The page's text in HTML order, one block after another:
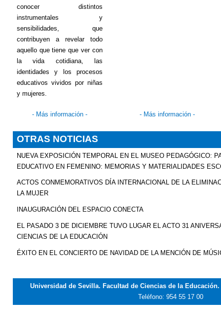
conocer distintos
instrumentales y
sensibilidades, que
contribuyen a revelar todo
aquello que tiene que ver con
la vida cotidiana, las
identidades y los procesos
educativos vividos por niñas
y mujeres.
- Más información - - Más información -
OTRAS NOTICIAS
NUEVA EXPOSICIÓN TEMPORAL EN EL MUSEO PEDAGÓGICO:
EDUCATIVO EN FEMENINO: MEMORIAS Y MATERIALIDADES
ACTOS CONMEMORATIVOS DÍA INTERNACIONAL DE LA
LA MUJER
INAUGURACIÓN DEL ESPACIO CONECTA
EL PASADO 3 DE DICIEMBRE TUVO LUGAR EL ACTO 31
CIENCIAS DE LA EDUCACIÓN
ÉXITO EN EL CONCIERTO DE NAVIDAD DE LA MENCIÓN DE
Universidad de Sevilla. Facultad de Ciencias de la Educación.
Teléfono: 954 55 17 00